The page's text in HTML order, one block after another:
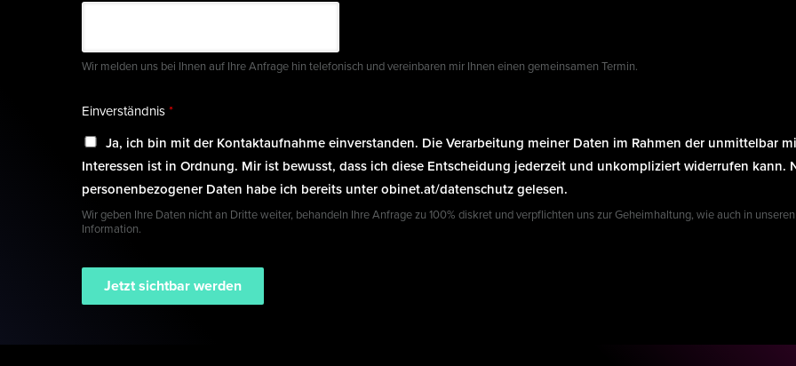
Wir melden uns bei Ihnen auf Ihre Anfrage hin telefonisch und vereinbaren mir Ihnen einen gemeinsamen Termin.
Einverständnis*
Ja, ich bin mit der Kontaktaufnahme einverstanden. Die Verarbeitung meiner Daten im Rahmen der unmittelbar
Interessen ist in Ordnung. Mir ist bewusst, dass ich diese Entscheidung jederzeit und unkompliziert widerrufen kann.
personenbezogener Daten habe ich bereits unter obinet.at/datenschutz gelesen.
Wir geben Ihre Daten nicht an Dritte weiter, behandeln Ihre Anfrage zu 100% diskret und verpflichten uns zur Geheimhaltung, wie auch in
Information.
Jetzt sichtbar werden